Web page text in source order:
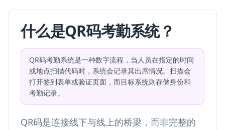
什么是QR码考勤系统？
QR码考勤系统是一种数字流程，当人员在指定的时间
或地点扫描代码时，系统会记录其出席情况。扫描会
打开签到表单或验证页面，而目标系统则存储身份和
考勤记录。
QR码是连接线下与线上的桥梁，而非完整的